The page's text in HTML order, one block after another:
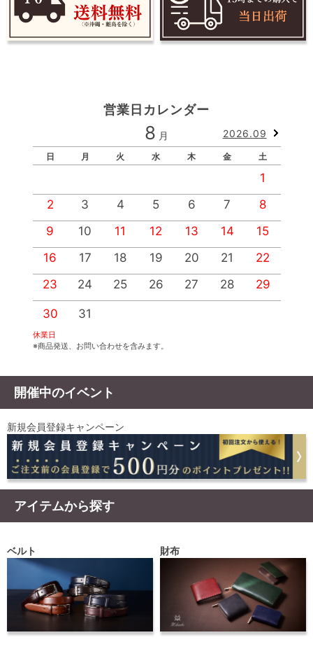
営業日カレンダー
8 月 2026.09
日 月 火 水 木 金 土
1
2
3 4 5 6 7
8
9
10 11 12 13 14
15
16
17 18 19 20 21
22
23
24 25 26 27 28 29
30 31
休業日
※商品発送、お問い合わせを含みます。
開催中のイベント
新規会員登録キャンペーン
アイテムから探す
ベルト 財布